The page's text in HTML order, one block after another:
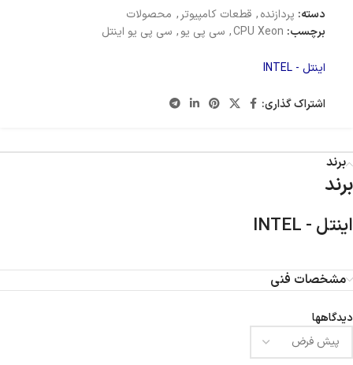
دسته: پردازنده, قطعات کامپیوتر , محصولات
برچسب: CPU Xeon
, سی پی یو, سی پی یو اینتل
اینتل - INTEL
اشتراک گذاری:
برند
برند
اینتل - INTEL
مشخصات فنی
دیدگاهها